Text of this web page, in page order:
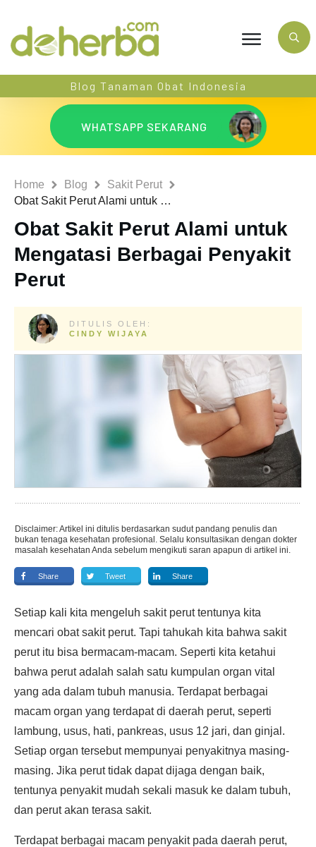
Blog Tanaman Obat Indonesia
WHATSAPP SEKARANG
Home Blog
Sakit Perut
Obat Sakit Perut Alami untuk Mengatasi Berbagai Penyakit Perut
Obat Sakit Perut Alami untuk
Mengatasi Berbagai Penyakit
Perut
DITULIS OLEH:
CINDY WIJAYA
Disclaimer: Artikel ini ditulis berdasarkan sudut pandang penulis dan
bukan tenaga kesehatan profesional. Selalu konsultasikan dengan dokter
masalah kesehatan Anda sebelum mengikuti saran apapun di artikel ini.
Share Tweet Share
Setiap kali kita mengeluh sakit perut tentunya kita
mencari obat sakit perut. Tapi tahukah kita bahwa sakit
perut itu bisa bermacam-macam. Seperti kita ketahui
bahwa perut adalah salah satu kumpulan organ vital
yang ada dalam tubuh manusia. Terdapat berbagai
macam organ yang terdapat di daerah perut, seperti
lambung, usus, hati, pankreas, usus 12 jari, dan ginjal.
Setiap organ tersebut mempunyai penyakitnya masing-
masing. Jika perut tidak dapat dijaga dengan baik,
tentunya penyakit mudah sekali masuk ke dalam tubuh,
dan perut akan terasa sakit.
Terdapat berbagai macam penyakit pada daerah perut,